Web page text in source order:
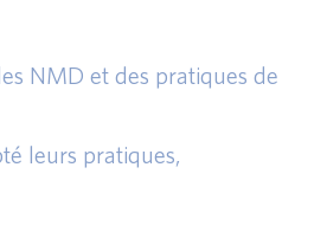
NMD et des pratiques de
leurs pratiques,